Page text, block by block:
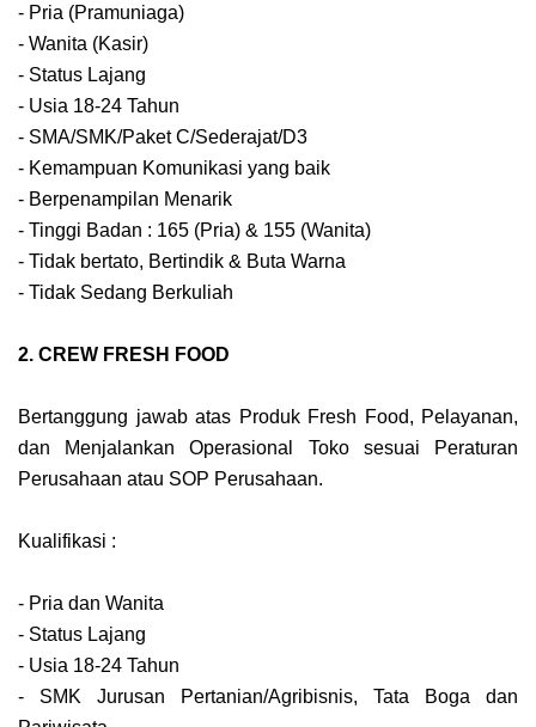
- Pria (Pramuniaga)
- Wanita (Kasir)
- Status Lajang
- Usia 18-24 Tahun
- SMA/SMK/Paket C/Sederajat/D3
- Kemampuan Komunikasi yang baik
- Berpenampilan Menarik
- Tinggi Badan : 165 (Pria) & 155 (Wanita)
- Tidak bertato, Bertindik & Buta Warna
- Tidak Sedang Berkuliah
2. CREW FRESH FOOD
Bertanggung jawab atas Produk Fresh Food, Pelayanan,
dan Menjalankan Operasional Toko sesuai Peraturan
Perusahaan atau SOP Perusahaan.
Kualifikasi :
- Pria dan Wanita
- Status Lajang
- Usia 18-24 Tahun
- SMK Jurusan Pertanian/Agribisnis, Tata Boga dan